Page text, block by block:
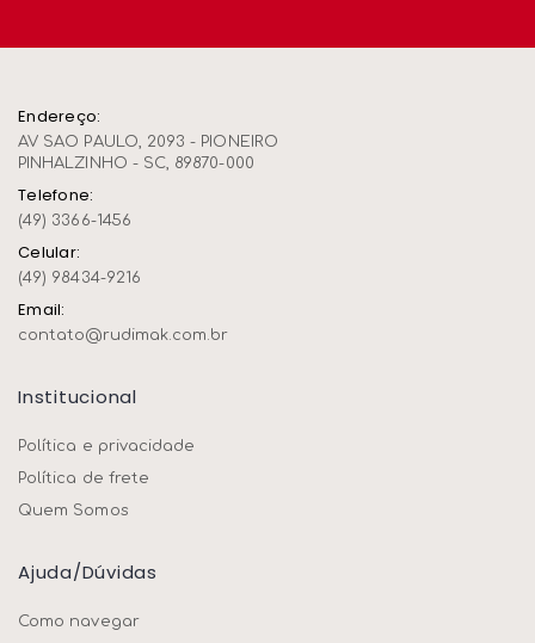
Endereço:
AV SAO PAULO, 2093 - PIONEIRO
PINHALZINHO - SC, 89870-000
Telefone:
(49) 3366-1456
Celular:
(49) 98434-9216
Email:
contato@rudimak.com.br
Institucional
Política e privacidade
Política de frete
Quem Somos
Ajuda/dúvidas
Como navegar